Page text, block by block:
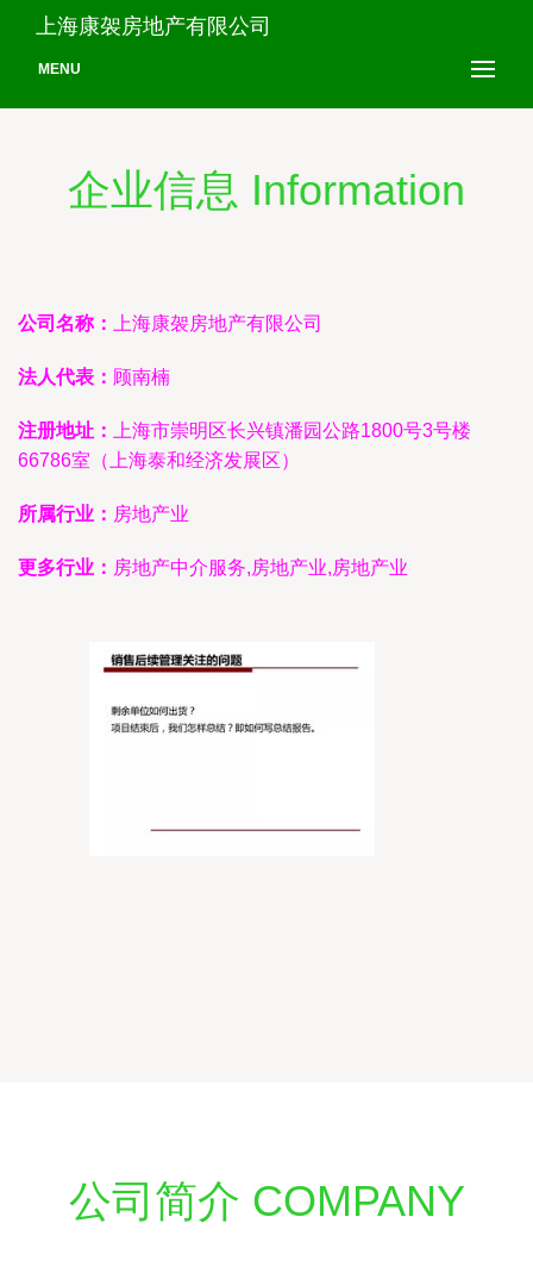
上海康袈房地产有限公司
MENU
企业信息 Information
公司名称： 上海康袈房地产有限公司
法人代表： 顾南楠
注册地址：
上海市崇明区长兴镇潘园公路1800号3号楼
66786室（上海泰和经济发展区）
所属行业： 房地产业
更多行业： 房地产中介服务,房地产业,房地产业
公司简介 COMPANY